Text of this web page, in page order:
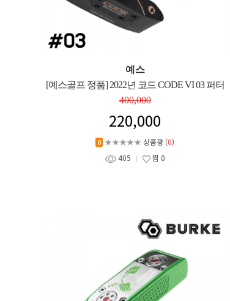
예스
[예스골프 정품] 2022년 코드 CODE VI 03 퍼터
400,000
220,000
0 ★★★★★ 상품평 (0)
405
찜 0